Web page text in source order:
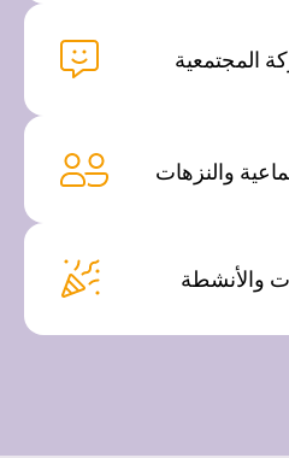
المجتمعية
والنزهات
والأنشطة